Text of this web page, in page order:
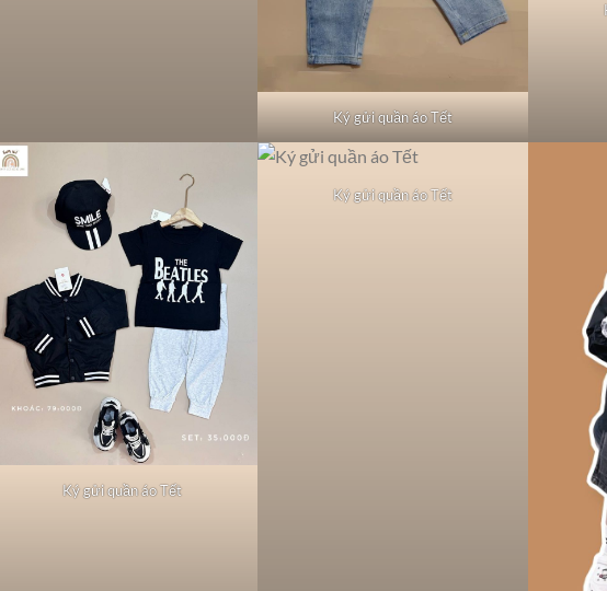
Ký gửi quần áo Tết
Ký gửi quần áo Tết
Ký gửi quần áo Tết